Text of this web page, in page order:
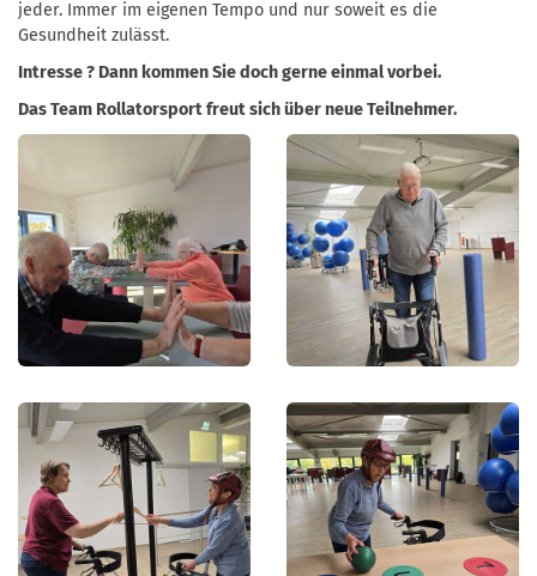
jeder. Immer im eigenen Tempo und nur soweit es die
Gesundheit zulässt.
Intresse ? Dann kommen Sie doch gerne einmal vorbei.
Das Team Rollatorsport freut sich über neue Teilnehmer.